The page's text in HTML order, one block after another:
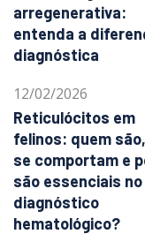
arregenerativa:
entenda a
diagnóstica
12/02/2026
Reticulócitos em
felinos: quem
se comportam e
são essenciais no
diagnóstico
hematológico?